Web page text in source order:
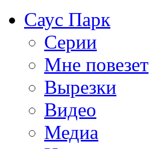
Саус Парк
Серии
Мне повезет
Вырезки
Видео
Медиа